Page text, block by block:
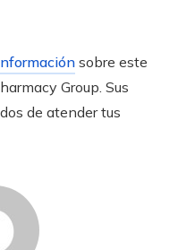
sobre este
Group. Sus
de atender tus